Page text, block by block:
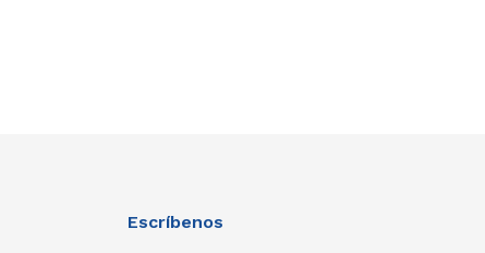
Escríbenos